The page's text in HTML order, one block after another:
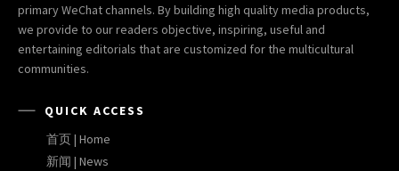
primary WeChat channels. By building high quality media products,
we provide to our readers objective, inspiring, useful and
entertaining editorials that are customized for the multicultural
communities.
QUICK ACCESS
首页 | Home
新闻 | News